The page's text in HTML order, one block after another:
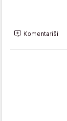
Komentariši